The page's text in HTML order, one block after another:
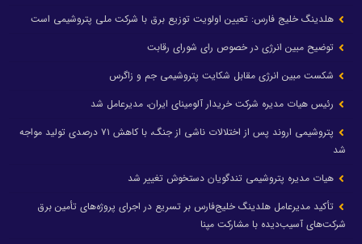
هلدینگ خلیج فارس: تعیین اولویت توزیع برق با شرکت ملی پتروشیمی است
توضیح مبین انرژی در خصوص رای شورای رقابت
شکست مبین انرژی مقابل شکایت پتروشیمی جم و زاگرس
رئیس هیات مدیره شرکت خریدار آلومینای ایران، مدیرعامل شد
پتروشیمی اروند پس از اختلالات ناشی از جنگ، با کاهش ۷۱ درصدی تولید مواجه
شد
هیات مدیره پتروشیمی تندگویان دستخوش تغییر شد
تأکید مدیرعامل هلدینگ خلیج‌فارس بر تسریع در اجرای پروژه‌های تأمین برق
شرکت‌های آسیب‌دیده با مشارکت مپنا